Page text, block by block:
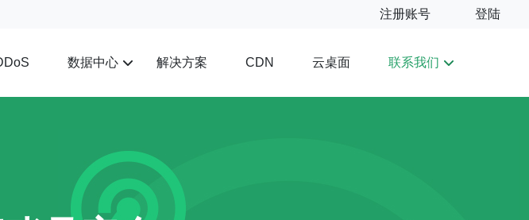
注册账号 登陆
数据中心 解决方案 CDN 云桌面 联系我们